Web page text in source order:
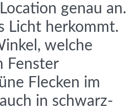
genau an.
Licht herkommt.
welche
Fenster
Flecken im
in schwarz-